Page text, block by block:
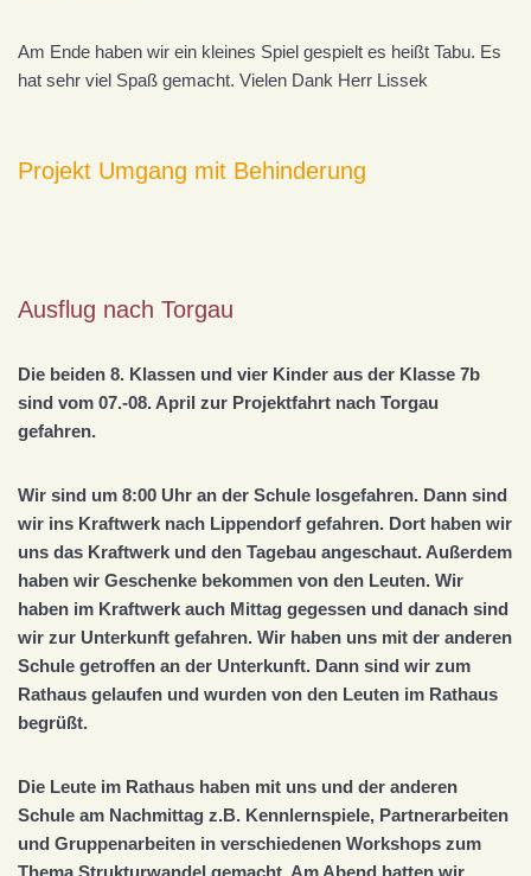
Am Ende haben wir ein kleines Spiel gespielt es heißt Tabu. Es
hat sehr viel Spaß gemacht. Vielen Dank Herr Lissek
Projekt Umgang mit Behinderung
Ausflug nach Torgau
Die beiden 8. Klassen und vier Kinder aus der Klasse 7b
sind vom 07.-08. April zur Projektfahrt nach Torgau
gefahren.
Wir sind um 8:00 Uhr an der Schule losgefahren. Dann sind
wir ins Kraftwerk nach Lippendorf gefahren. Dort haben wir
uns das Kraftwerk und den Tagebau angeschaut. Außerdem
haben wir Geschenke bekommen von den Leuten. Wir
haben im Kraftwerk auch Mittag gegessen und danach sind
wir zur Unterkunft gefahren. Wir haben uns mit der anderen
Schule getroffen an der Unterkunft. Dann sind wir zum
Rathaus gelaufen und wurden von den Leuten im Rathaus
begrüßt.
Die Leute im Rathaus haben mit uns und der anderen
Schule am Nachmittag z.B. Kennlernspiele, Partnerarbeiten
und Gruppenarbeiten in verschiedenen Workshops zum
Thema Strukturwandel gemacht. Am Abend hatten wir